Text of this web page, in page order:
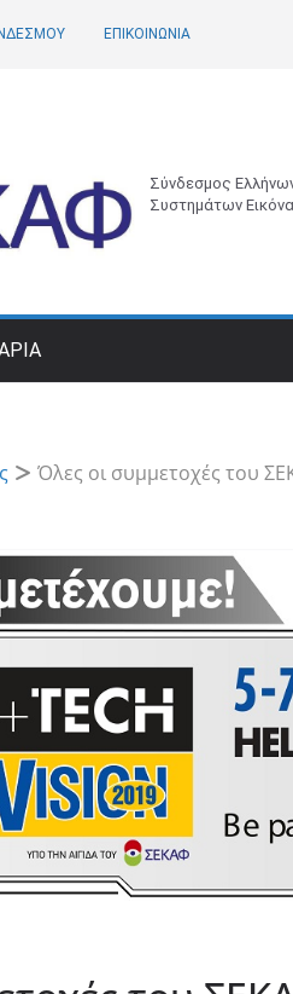
ΕΠΙΚΟΙΝΩΝΙΑ
Σύνδεσμος
Συστημάτων
Όλες οι συμμετοχές του